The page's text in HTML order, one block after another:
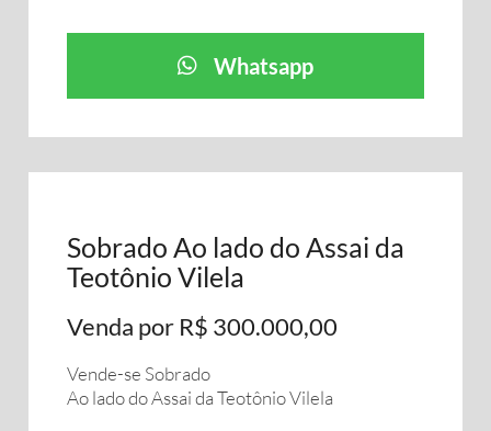
Whatsapp
Sobrado Ao lado do Assai da
Teotônio Vilela
Venda por R$ 300.000,00
Vende-se Sobrado
Ao lado do Assai da Teotônio Vilela